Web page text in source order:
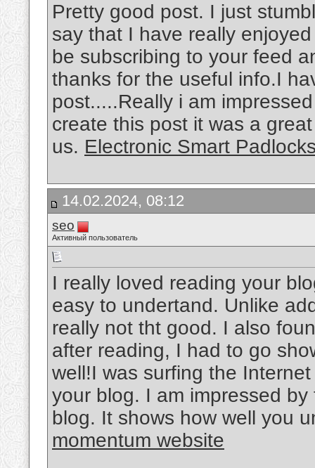
Pretty good post. I just
say that I have really
be subscribing to your feed
thanks for the useful info.I
post.....Really i am
create this post it was a
us. Electronic Smart
14.02.2024, 08:12
seo
Активный пользователь
I really loved reading your
easy to undertand. Unlike
really not tht good. I also
after reading, I had to go
well!I was surfing the
your blog. I am impressed
blog. It shows how well you
momentum website